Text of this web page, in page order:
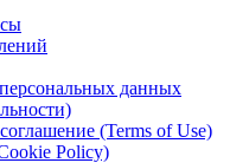
данных
(Terms of Use)
Policy)